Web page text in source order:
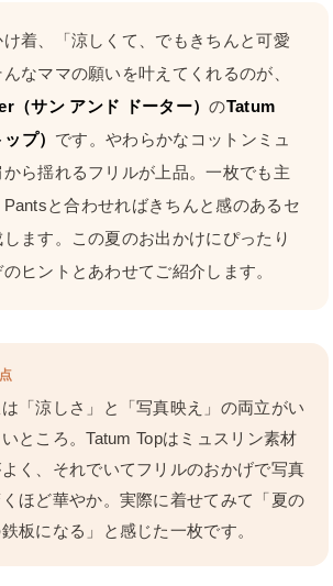
着、「涼しくて、でもきちんと可愛
なママの願いを叶えてくれるのが、
（サン アンド ドーター）のTatum
プ） です。やわらかなコットンミュ
ら揺れるフリルが上品。一枚でも主
と合わせればきちんと感のあるセ
ます。この夏のお出かけにぴったり
ヒントとあわせてご紹介します。
「涼しさ」と「写真映え」の両立がい
ところ。Tatum Topはミュスリン素材
く、それでいてフリルのおかげで写真
ほど華やか。実際に着せてみて「夏の
板になる」と感じた一枚です。